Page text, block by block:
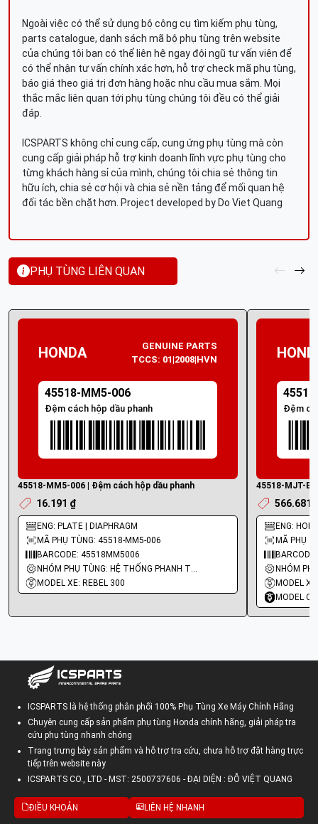
Ngoài việc có thể sử dụng bộ công cụ tìm kiếm phụ tùng,
parts catalogue, danh sách mã bộ phụ tùng trên website
của chúng tôi bạn có thể liên hệ ngay đội ngũ tư vấn viên để
có thể nhận tư vấn chính xác hơn, hỗ trợ check mã phụ tùng,
báo giá theo giá trị đơn hàng hoặc nhu cầu mua sắm. Mọi
thắc mắc liên quan tới phụ tùng chúng tôi đều có thể giải
đáp.
ICSPARTS không chỉ cung cấp, cung ứng phụ tùng mà còn
cung cấp giải pháp hỗ trợ kinh doanh lĩnh vực phụ tùng cho
từng khách hàng sỉ của mình, chúng tôi chia sẻ thông tin
hữu ích, chia sẻ cơ hội và chia sẻ nền tảng để mối quan hệ
đối tác bền chặt hơn. Project developed by Do Viet Quang
PHỤ TÙNG LIÊN QUAN
HONDA
GENUINE PARTS
TCCS: 01|2008|HVN
45518-MM5-006
Đệm cách hộp dầu phanh
45518-MM5-006 | Đệm cách hộp dầu phanh
16.191 ₫
ENG: PLATE | DIAPHRAGM
MÃ PHỤ TÙNG: 45518-MM5-006
BARCODE: 45518MM5006
NHÓM PHỤ TÙNG: HỆ THỐNG PHANH TRƯỚC
MODEL XE: REBEL 300
Đệm
45518-MJT-
566.681
ENG:
MÃ PHỤ
MODEL
MODEL
ICSPARTS là hệ thống phân phối 100% Phụ Tùng Xe Máy Chính Hãng
Chuyên cung cấp sản phẩm phụ tùng Honda chính hãng, giải pháp tra
cứu phụ tùng nhanh chóng
Trang trưng bày sản phẩm và hỗ trợ tra cứu, chưa hỗ trợ đặt hàng trực
tiếp trên website này
ICSPARTS CO., LTD - MST: 2500737606 - ĐẠI DIỆN : ĐỖ VIỆT QUANG
ĐIỀU KHOẢN LIÊN HỆ NHANH